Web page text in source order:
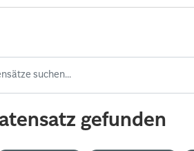
gefunden